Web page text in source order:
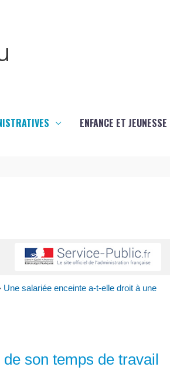
ENFANCE ET JEUNESSE
Une salariée enceinte a-t-elle droit à une
son temps de travail